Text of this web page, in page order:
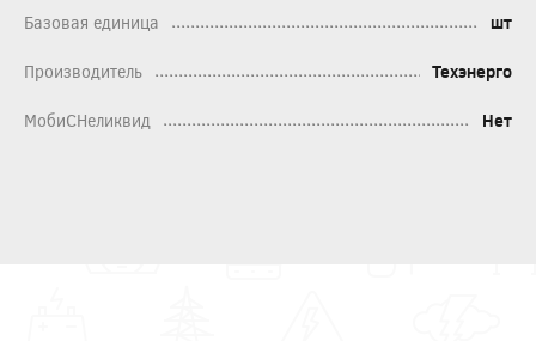
Базовая единица шт
Производитель Техэнерго
МобиСНеликвид Нет